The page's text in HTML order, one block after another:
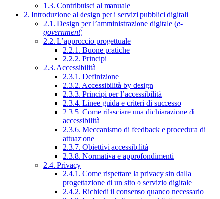
1.3. Contribuisci al manuale
2. Introduzione al design per i servizi pubblici digitali
2.1. Design per l’amministrazione digitale (e-
government)
2.2. L’approccio progettuale
2.2.1. Buone pratiche
2.2.2. Principi
2.3. Accessibilità
2.3.1. Definizione
2.3.2. Accessibilità by design
2.3.3. Principi per l’accessibilità
2.3.4. Linee guida e criteri di successo
2.3.5. Come rilasciare una dichiarazione di
accessibilità
2.3.6. Meccanismo di feedback e procedura di
attuazione
2.3.7. Obiettivi accessibilità
2.3.8. Normativa e approfondimenti
2.4. Privacy
2.4.1. Come rispettare la privacy sin dalla
progettazione di un sito o servizio digitale
2.4.2. Richiedi il consenso quando necessario